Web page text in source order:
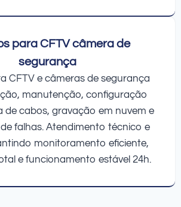
para CFTV câmera de
segurança
CFTV e câmeras de segurança
manutenção, configuração
de cabos, gravação em nuvem e
falhas. Atendimento técnico e
monitoramento eficiente,
e funcionamento estável 24h.